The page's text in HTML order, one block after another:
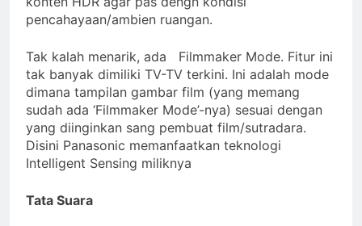
pencahayaan/ambien ruangan.
Tak kalah menarik, ada Filmmaker Mode. Fitur ini
tak banyak dimiliki TV-TV terkini. Ini adalah mode
dimana tampilan gambar film (yang memang
sudah ada ‘Filmmaker Mode’-nya) sesuai dengan
yang diinginkan sang pembuat film/sutradara.
Disini Panasonic memanfaatkan teknologi
Intelligent Sensing miliknya
Tata Suara